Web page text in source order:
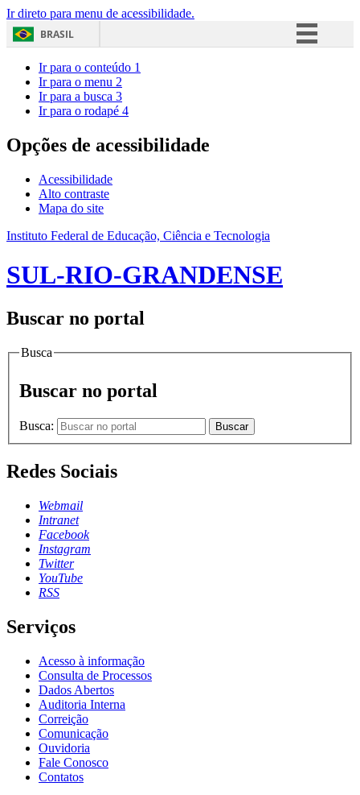
Ir direto para menu de acessibilidade.
BRASIL
Acesso à informação
Ir para o conteúdo 1
Ir para o menu 2
Ir para a busca 3
Ir para o rodapé 4
Opções de acessibilidade
Acessibilidade
Alto contraste
Mapa do site
Instituto Federal de Educação, Ciência e Tecnologia
SUL-RIO-GRANDENSE
Buscar no portal
Busca
Buscar no portal
Busca: Buscar
Redes Sociais
Webmail
Intranet
Facebook
Instagram
Twitter
YouTube
RSS
Serviços
Acesso à informação
Consulta de Processos
Dados Abertos
Auditoria Interna
Correição
Comunicação
Ouvidoria
Fale Conosco
Contatos